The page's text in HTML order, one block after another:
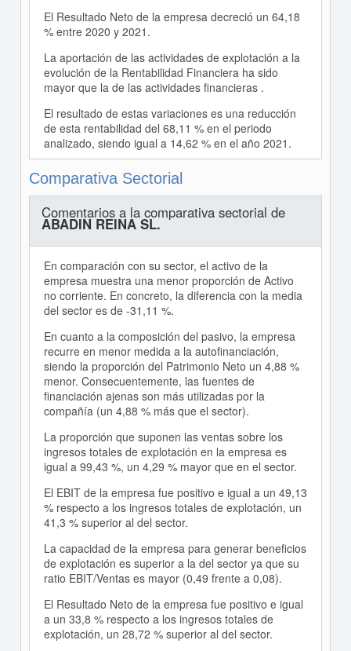
El Resultado Neto de la empresa decreció un 64,18
% entre 2020 y 2021.
La aportación de las actividades de explotación a la
evolución de la Rentabilidad Financiera ha sido
mayor que la de las actividades financieras .
El resultado de estas variaciones es una reducción
de esta rentabilidad del 68,11 % en el periodo
analizado, siendo igual a 14,62 % en el año 2021.
Comparativa Sectorial
Comentarios a la comparativa sectorial de
ABADIN REINA SL.
En comparación con su sector, el activo de la
empresa muestra una menor proporción de Activo
no corriente. En concreto, la diferencia con la media
del sector es de -31,11 %.
En cuanto a la composición del pasivo, la empresa
recurre en menor medida a la autofinanciación,
siendo la proporción del Patrimonio Neto un 4,88 %
menor. Consecuentemente, las fuentes de
financiación ajenas son más utilizadas por la
compañía (un 4,88 % más que el sector).
La proporción que suponen las ventas sobre los
ingresos totales de explotación en la empresa es
igual a 99,43 %, un 4,29 % mayor que en el sector.
El EBIT de la empresa fue positivo e igual a un 49,13
% respecto a los ingresos totales de explotación, un
41,3 % superior al del sector.
La capacidad de la empresa para generar beneficios
de explotación es superior a la del sector ya que su
ratio EBIT/Ventas es mayor (0,49 frente a 0,08).
El Resultado Neto de la empresa fue positivo e igual
a un 33,8 % respecto a los ingresos totales de
explotación, un 28,72 % superior al del sector.